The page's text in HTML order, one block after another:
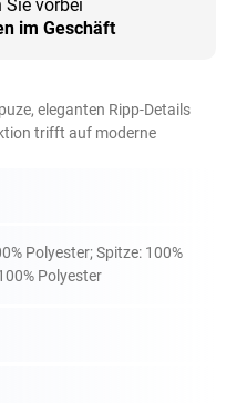
Sie vorbei
im Geschäft
eleganten Ripp-Details
trifft auf moderne
Polyester; Spitze: 100%
Polyester